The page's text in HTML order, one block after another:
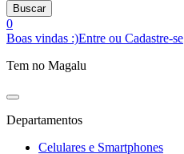
Buscar
0
Boas vindas :)Entre ou Cadastre-se
Tem no Magalu
Departamentos
Celulares e Smartphones